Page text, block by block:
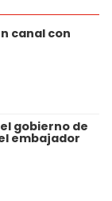
canal con
gobierno de
embajador